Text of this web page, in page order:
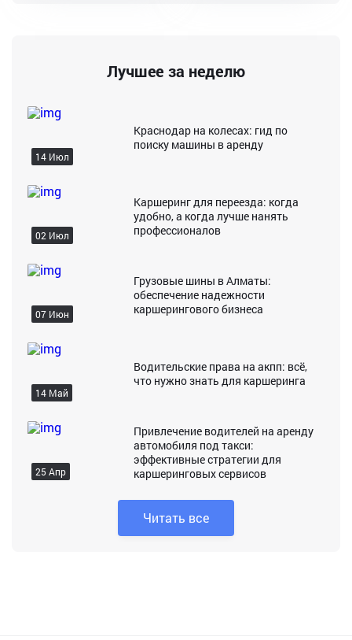
Лучшее за неделю
14 Июл
Краснодар на колесах: гид по
поиску машины в аренду
02 Июл
Каршеринг для переезда: когда
удобно, а когда лучше нанять
профессионалов
07 Июн
Грузовые шины в Алматы:
обеспечение надежности
каршерингового бизнеса
14 Май
Водительские права на акпп: всё,
что нужно знать для каршеринга
25 Апр
Привлечение водителей на аренду
автомобиля под такси:
эффективные стратегии для
каршеринговых сервисов
Читать все